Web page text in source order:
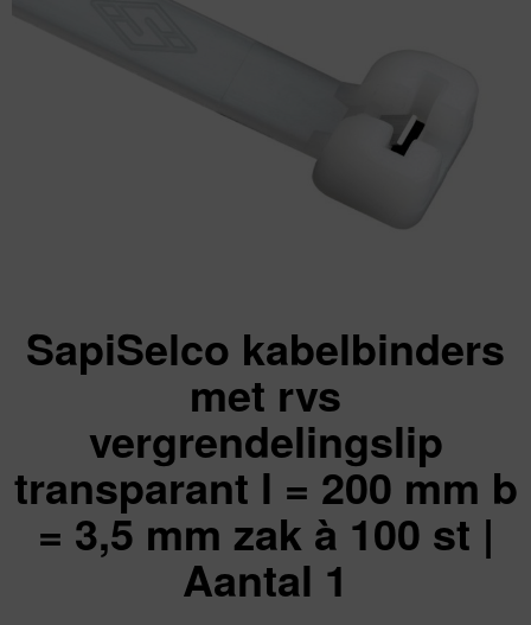
SapiSelco kabelbinders
met rvs
vergrendelingslip
transparant l = 200 mm b
= 3,5 mm zak à 100 st |
Aantal 1